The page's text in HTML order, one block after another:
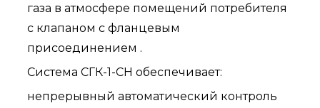
газа в атмосфере помещений потребителя
с клапаном с фланцевым
присоединением .
Система СГК-1-СН обеспечивает:
непрерывный автоматический контроль